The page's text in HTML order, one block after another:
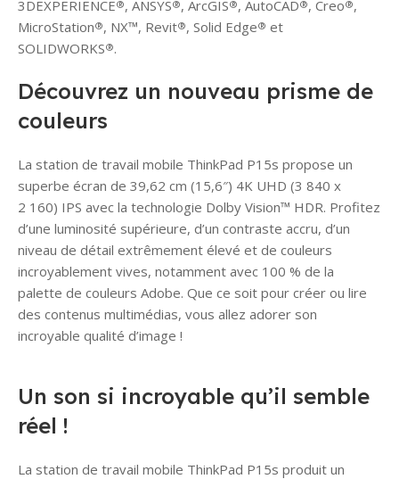
3DEXPERIENCE®, ANSYS®, ArcGIS®, AutoCAD®, Creo®,
MicroStation®, NX™, Revit®, Solid Edge® et
SOLIDWORKS®.
Découvrez un nouveau prisme de
couleurs
La station de travail mobile ThinkPad P15s propose un
superbe écran de 39,62 cm (15,6″) 4K UHD (3 840 x
2 160) IPS avec la technologie Dolby Vision™ HDR. Profitez
d’une luminosité supérieure, d’un contraste accru, d’un
niveau de détail extrêmement élevé et de couleurs
incroyablement vives, notamment avec 100 % de la
palette de couleurs Adobe. Que ce soit pour créer ou lire
des contenus multimédias, vous allez adorer son
incroyable qualité d’image !
Un son si incroyable qu’il semble
réel !
La station de travail mobile ThinkPad P15s produit un